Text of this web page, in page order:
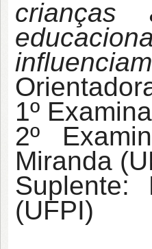
crianças
influenciam
1º
2º
Miranda
(UFPI)